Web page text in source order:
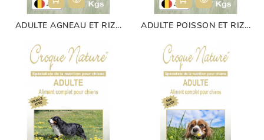
ADULTE AGNEAU ET RIZ... ADULTE POISSON ET RIZ...